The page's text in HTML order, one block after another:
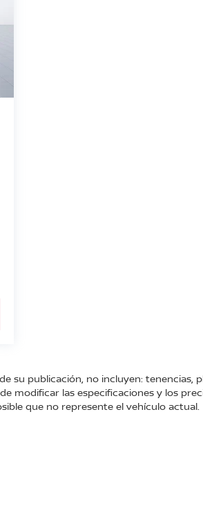
su publicación, no incluyen: tenencias,
modificar las especificaciones y los
que no represente el vehículo actual.